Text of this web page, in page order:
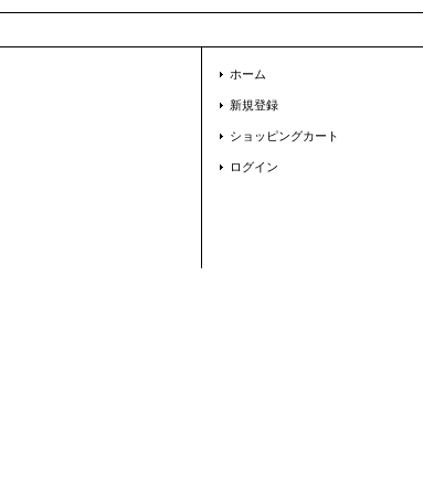
ホーム
新規登録
ショッピングカート
ログイン